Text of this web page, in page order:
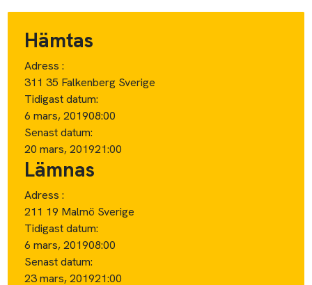
Hämtas
Adress :
311 35 Falkenberg Sverige
Tidigast datum:
6 mars, 201908:00
Senast datum:
20 mars, 201921:00
Lämnas
Adress :
211 19 Malmö Sverige
Tidigast datum:
6 mars, 201908:00
Senast datum:
23 mars, 201921:00